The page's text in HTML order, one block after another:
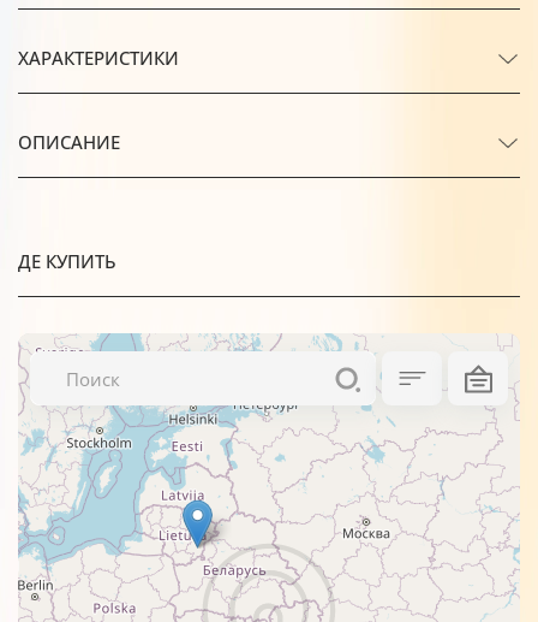
ХАРАКТЕРИСТИКИ
ОПИСАНИЕ
ДЕ КУПИТЬ